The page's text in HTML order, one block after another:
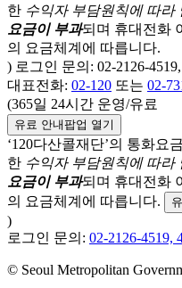
한 수익자 부담원칙에 따라
요금이 부과되며 휴대전화
의 요금체계에 따릅니다.
) 로그인 문의: 02-2126-
대표전화: 02-120 또는 02-
(365일 24시간 운영/유료
유료 안내팝업 열기
‘120다산콜재단’의 통화요
한 수익자 부담원칙에 따라
요금이 부과되며 휴대전화
의 요금체계에 따릅니다.
)
로그인 문의: 02-2126-4519,
© Seoul Metropolitan